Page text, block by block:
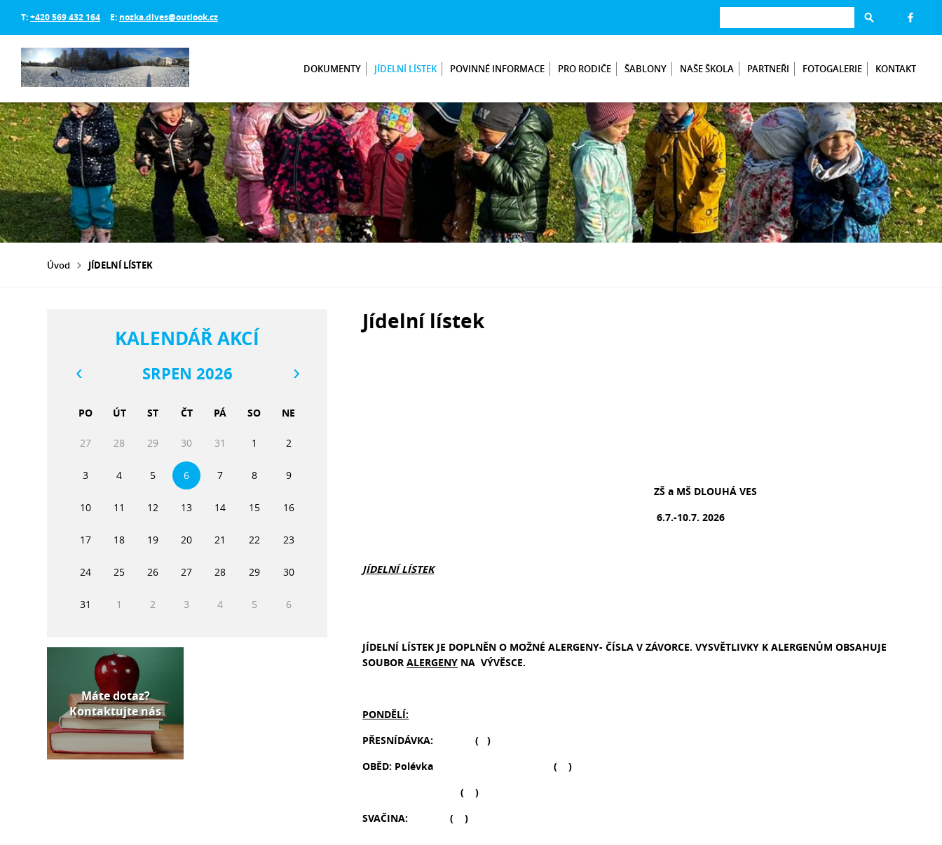
T:+420 569 432 164 E: nozka.dlves@outlook.cz
DOKUMENTY JÍDELNÍ LÍSTEK POVINNÉ INFORMACE PRO RODIČE ŠABLONY NAŠE ŠKOLA PARTNEŘI FOTOGALERIE KONTAKT
Úvod JÍDELNÍ LÍSTEK
Jídelní lístek
ZŠ a MŠ DLOUHÁ VES
6.7.-10.7. 2026
JÍDELNÍ LÍSTEK
JÍDELNÍ LÍSTEK JE DOPLNĚN O MOŽNÉ ALERGENY- ČÍSLA V ZÁVORCE. VYSVĚTLIVKY K ALERGENŮM OBSAHUJE
SOUBORALERGENY NA VÝVĚSCE.
PONDĚLÍ:
PŘESNÍDÁVKA: ( )
OBĚD: Polévka ( )
( )
SVAČINA: ( )
KALENDÁŘ AKCÍ
SRPEN 2026
PO ÚT ST ČT PÁ SO NE
27 28 29 30 31 1 2
3 4 5 6 7 8 9
10 11 12 13 14 15 16
17 18 19 20 21 22 23
24 25 26 27 28 29 30
31 1 2 3 4 5 6
Máte dotaz?
Kontaktujte nás